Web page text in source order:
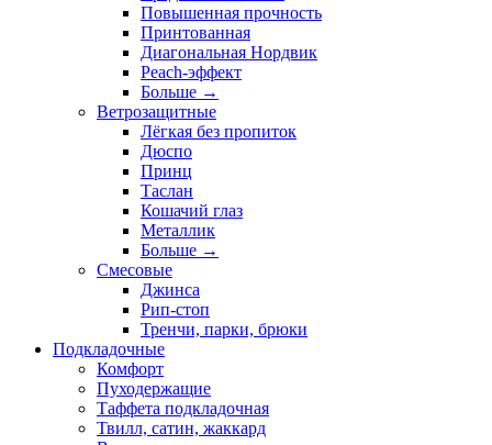
Повышенная прочность
Принтованная
Диагональная Нордвик
Peach-эффект
Больше →
Ветрозащитные
Лёгкая без пропиток
Дюспо
Принц
Таслан
Кошачий глаз
Металлик
Больше →
Смесовые
Джинса
Рип-стоп
Тренчи, парки, брюки
Подкладочные
Комфорт
Пуходержащие
Таффета подкладочная
Твилл, сатин, жаккард